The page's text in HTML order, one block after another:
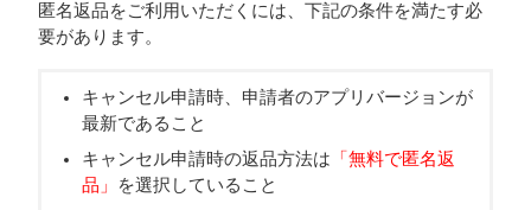
匿名返品をご利用いただくには、下記の条件を満たす必
要があります。
キャンセル申請時、申請者のアプリバージョンが
最新であること
キャンセル申請時の返品方法は 「無料で匿名返
品」
を選択していること